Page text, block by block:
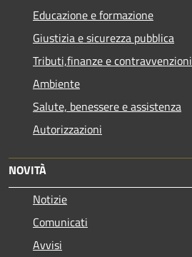
Educazione e formazione
Giustizia e sicurezza pubblica
Tributi,finanze e contravvenzioni
Ambiente
Salute, benessere e assistenza
Autorizzazioni
NOVITÀ
Notizie
Comunicati
Avvisi